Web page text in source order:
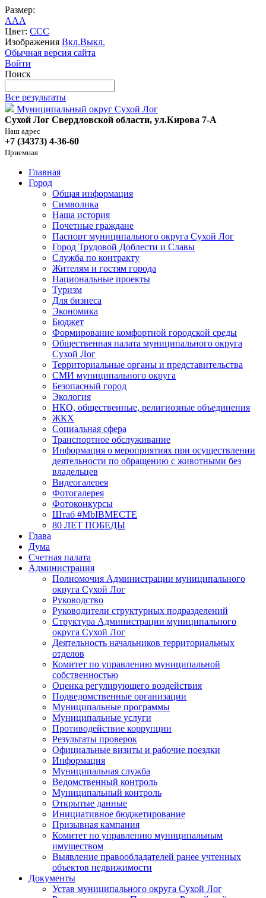
Размер:
AAA
Цвет: CCC
Изображения Вкл.Выкл.
Обычная версия сайта
Войти
Поиск
Все результаты
Муниципальный округ Сухой Лог
Сухой Лог Свердловской области, ул.Кирова 7-А
Наш адрес
+7 (34373) 4-36-60
Приемная
Главная
Город
Общая информация
Символика
Наша история
Почетные граждане
Паспорт муниципального округа Сухой Лог
Город Трудовой Доблести и Славы
Служба по контракту
Жителям и гостям города
Национальные проекты
Туризм
Для бизнеса
Экономика
Бюджет
Формирование комфортной городской среды
Общественная палата муниципального округа
Сухой Лог
Территориальные органы и представительства
СМИ муниципального округа
Безопасный город
Экология
НКО, общественные, религиозные объединения
ЖКХ
Социальная сфера
Транспортное обслуживание
Информация о мероприятиях при осуществлении
деятельности по обращению с животными без
владельцев
Видеогалерея
Фотогалерея
Фотоконкурсы
Штаб #MbIBMECTE
80 ЛЕТ ПОБЕДЫ
Глава
Дума
Счетная палата
Администрация
Полномочия Администрации муниципального
округа Сухой Лог
Руководство
Руководители структурных подразделений
Структура Администрации муниципального
округа Сухой Лог
Деятельность начальников территориальных
отделов
Комитет по управлению муниципальной
собственностью
Оценка регулирующего воздействия
Подведомственные организации
Муниципальные программы
Муниципальные услуги
Противодействие коррупции
Результаты проверок
Официальные визиты и рабочие поездки
Информация
Муниципальная служба
Ведомственный контроль
Муниципальный контроль
Открытые данные
Инициативное бюджетирование
Призывная кампания
Комитет по управлению муниципальным
имуществом
Выявление правообладателей ранее учтенных
объектов недвижимости
Документы
Устав муниципального округа Сухой Лог